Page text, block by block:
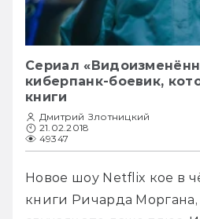
Сериал
киберпанк-боевик,
книги
Дмитрий Злотницкий
21.02.2018
49347
Новое шоу Netflix кое в
книги Ричарда